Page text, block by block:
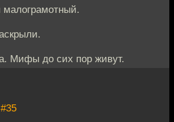
малограмотный.
Мифы до сих пор живут.
#35